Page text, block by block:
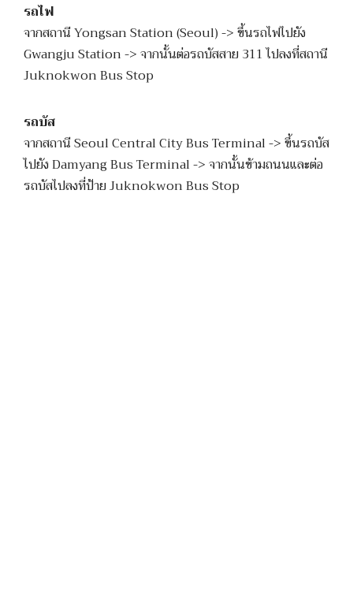
รถไฟ
จากสถานี Yongsan Station (Seoul) -> ขึ้นรถไฟไปยัง
Gwangju Station -> จากนั้นต่อรถบัสสาย 311 ไปลงที่สถานี
Juknokwon Bus Stop
รถบัส
จากสถานี Seoul Central City Bus Terminal -> ขึ้นรถบัส
ไปยัง Damyang Bus Terminal -> จากนั้นข้ามถนนและต่อ
รถบัสไปลงที่ป้าย Juknokwon Bus Stop